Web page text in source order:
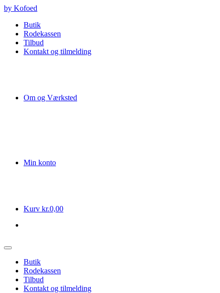
Videre
indhold
by Kofoed
Butik
Rodekassen
Tilbud
Kontakt og tilmelding
Om og Værksted
Min konto
Kurv kr.0,00
Butik
Rodekassen
Tilbud
Kontakt og tilmelding